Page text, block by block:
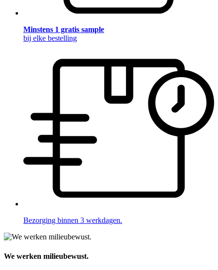
Minstens 1 gratis sample
bij elke bestelling
Bezorging binnen 3 werkdagen.
We werken milieubewust.